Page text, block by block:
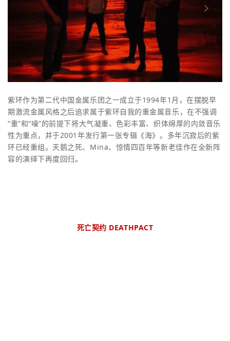
紫环作为第二代中国金属乐团之一成立于1994年1月，在摆脱早
期激流金属风格之后追求属于紫环自我的重金属音乐，在不强调
“重”和“噪”的前提下将大气凝重、色彩丰富、织体绵厚的内敛音乐
性为重点，并于2001年发行第一张专辑《海》。多年沉寂后的紫
环已经重组。天鹅之死、Mina、惊情四百年等新老佳作在全新阵
容的演绎下再度回归。
死亡契约 DEATHPACT